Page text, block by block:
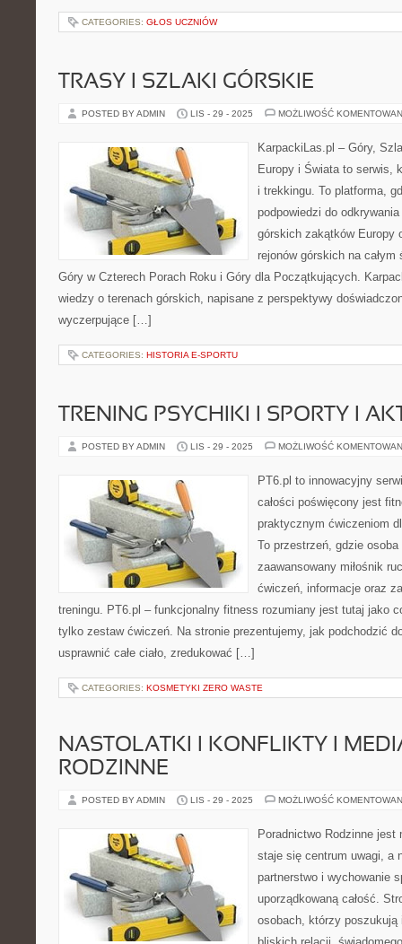
CATEGORIES: GŁOS UCZNIÓW
TRASY I SZLAKI GÓRSKIE
POSTED BY ADMIN LIS - 29 - 2025 MOŻLIWOŚĆ
KarpackiLas.pl – Góry,
Europy i Świata to serwis,
i trekkingu. To platforma,
podpowiedzi do
górskich zakątków Europy
rejonów górskich na
Góry w Czterech Porach Roku i Góry dla Początkujących.
wiedzy o terenach górskich, napisane z perspektywy
wyczerpujące […]
CATEGORIES: HISTORIA E-SPORTU
TRENING PSYCHIKI I SPORTY I
POSTED BY ADMIN LIS - 29 - 2025 MOŻLIWOŚĆ
PT6.pl to innowacyjny
całości poświęcony jest
praktycznym ćwiczeniom
To przestrzeń, gdzie
zaawansowany miłośnik
ćwiczeń, informacje oraz
treningu. PT6.pl – funkcjonalny fitness rozumiany jest tutaj jako
tylko zestaw ćwiczeń. Na stronie prezentujemy, jak podchodzić
usprawnić całe ciało, zredukować […]
CATEGORIES: KOSMETYKI ZERO WASTE
NASTOLATKI I KONFLIKTY I
RODZINNE
POSTED BY ADMIN LIS - 29 - 2025 MOŻLIWOŚĆ
Poradnictwo Rodzinne
staje się centrum uwagi, a
partnerstwo i wychowanie
uporządkowaną całość.
osobach, którzy poszukują